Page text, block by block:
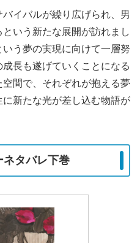
イバルが繰り広げられ、男
いう新たな展開が訪れまし
う夢の実現に向けて一層努
長も遂げていくことになる
間で、それぞれが抱える夢
新たな光が差し込む物語が
ネタバレ下巻